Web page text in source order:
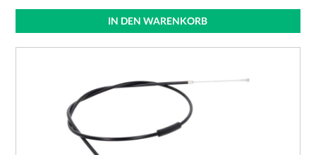
IN DEN WARENKORB